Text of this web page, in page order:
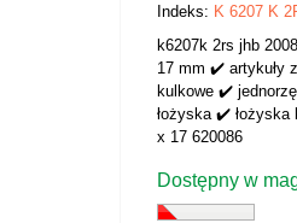
Indeks: K 6207 K
k6207k 2rs jhb
17 mm ✔️ artykuły
kulkowe ✔️
łożyska ✔️
x 17 620086
Dostępny w